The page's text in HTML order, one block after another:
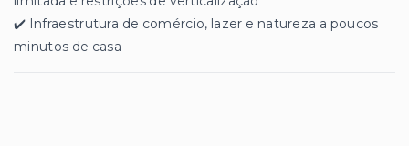
✔️ Infraestrutura de comércio, lazer e natureza a poucos
minutos de casa